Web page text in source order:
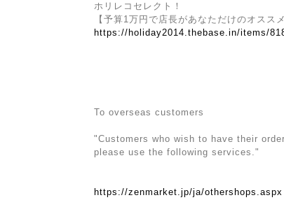
ホリレコセレクト！
【予算1万円で店長があなただけのオスス
https://holiday2014.thebase.in/items/
To overseas customers
"Customers who wish to have their
please use the following services."
https://zenmarket.jp/ja/othershops.aspx